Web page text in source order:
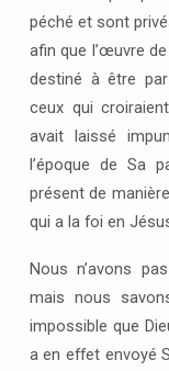
péché et sont
afin que l’œuvre
destiné à être
ceux qui
avait laissé
l’époque de Sa
présent de
qui a la foi en
Nous n’avons
mais nous
impossible que
a en effet envoyé